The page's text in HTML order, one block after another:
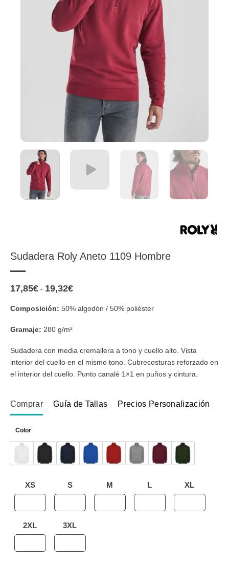
Sudadera Roly Aneto 1109 Hombre
17,85€ - 19,32€Rango
desde
19,32€
Composición: 50% algodón / 50% poliéster
Gramaje: 280 g/m²
Sudadera con media cremallera a tono y cuello alto. Vista
interior del cuello en el mismo tono. Cubrecosturas reforzado en
el interior del cuello. Punto canalé 1×1 en puños y cintura.
Comprar Guía de Tallas Precios Personalización
Color
XS S M L XL
2XL 3XL